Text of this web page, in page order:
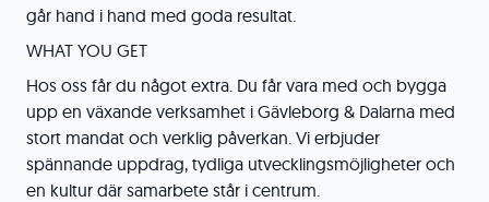
går hand i hand med goda resultat.
WHAT YOU GET
Hos oss får du något extra. Du får vara med och bygga
upp en växande verksamhet i Gävleborg & Dalarna med
stort mandat och verklig påverkan. Vi erbjuder
spännande uppdrag, tydliga utvecklingsmöjligheter och
en kultur där samarbete står i centrum.